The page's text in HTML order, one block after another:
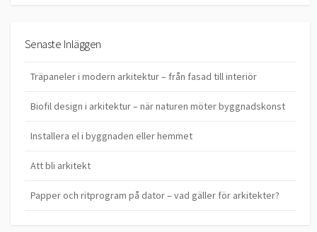
Senaste Inläggen
Träpaneler i modern arkitektur – från fasad till interiör
Biofil design i arkitektur – när naturen möter byggnadskonst
Installera el i byggnaden eller hemmet
Att bli arkitekt
Papper och ritprogram på dator – vad gäller för arkitekter?